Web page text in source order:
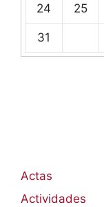
24 25
31
Actas
Actividades